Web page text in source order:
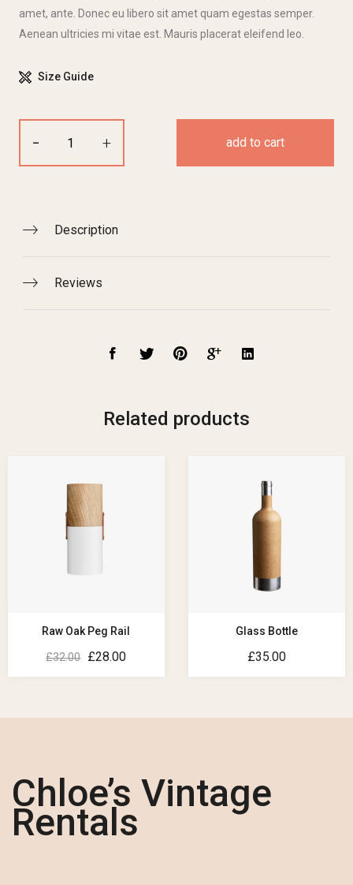
amet, ante. Donec eu libero sit amet quam egestas semper.
Aenean ultricies mi vitae est. Mauris placerat eleifend leo.
Size Guide
- + add to cart
Description
Reviews
Related products
Raw Oak Peg Rail
£32.00 £28.00
Glass Bottle
£35.00
Chloe’s Vintage
Rentals